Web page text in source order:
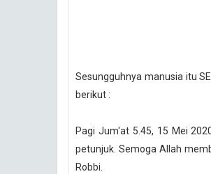
Sesungguhnya manusia itu
berikut :
Pagi Jum'at 5.45, 15 Mei
petunjuk. Semoga Allah
Robbi.